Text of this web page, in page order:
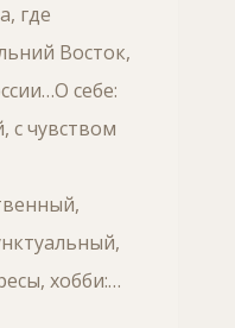
где
Восток,
себе:
чувством
хобби:…